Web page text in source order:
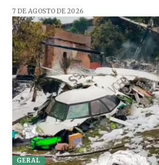
7 DE AGOSTO DE 2026
GERAL